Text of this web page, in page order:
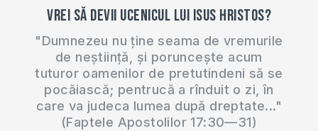
Vrei să devii ucenicul lui Isus Hristos?
"Dumnezeu nu ține seama de vremurile
de neștiință, și poruncește acum
tuturor oamenilor de pretutindeni să se
pocăiască; pentrucă a rînduit o zi, în
care va judeca lumea după dreptate..."
(Faptele Apostolilor 17:30—31)